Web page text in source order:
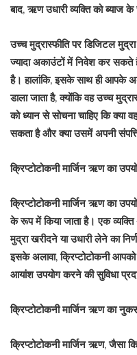
बाद, ऋण उधारी व्यक्ति को ब्याज
उच्च मुद्रास्फीति पर डिजिटल
ज्यादा अकाउंटों में निवेश कर सकते
है। हालांकि, इसके साथ ही आपके
डाला जाता है, क्योंकि वह उच्च
को ध्यान से सोचना चाहिए कि क्या
सकता है और क्या उसमें अपनी
क्रिप्टोटोकनी मार्जिन ऋण का
क्रिप्टोटोकनी मार्जिन ऋण का
के रूप में किया जाता है। एक
मुद्रा खरीदने या उधारी लेने का
इसके अलावा, क्रिप्टोटोकनी
आयांश उपयोग करने की सुविधा
क्रिप्टोटोकनी मार्जिन ऋण का
क्रिप्टोटोकनी मार्जिन ऋण, जैसा